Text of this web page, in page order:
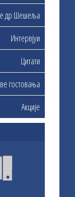
др Шешеља
Интервјуи
Цитати
гостовања
Акције